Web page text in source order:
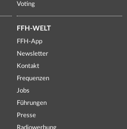
Voting
FFH-WELT
FFH-App
Newsletter
Kontakt
Frequenzen
Jobs
Führungen
Presse
Radiowerbung